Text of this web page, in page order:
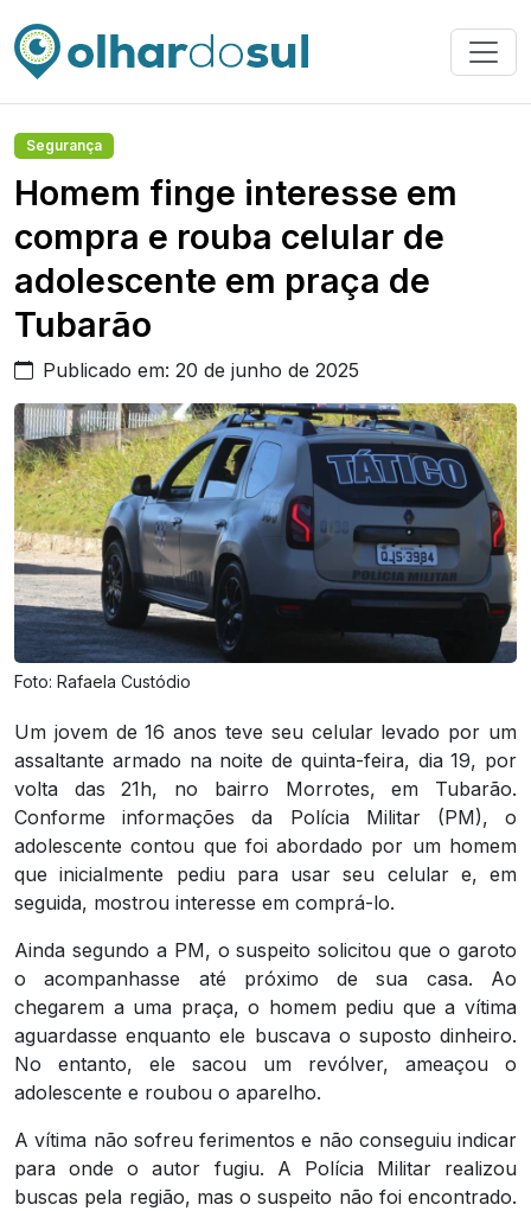
Segurança
Homem finge interesse em
compra e rouba celular de
adolescente em praça de
Tubarão
Publicado em: 20 de junho de 2025
Foto: Rafaela Custódio
Um jovem de 16 anos teve seu celular levado por um
assaltante armado na noite de quinta-feira, dia 19, por
volta das 21h, no bairro Morrotes, em Tubarão.
Conforme informações da Polícia Militar (PM), o
adolescente contou que foi abordado por um homem
que inicialmente pediu para usar seu celular e, em
seguida, mostrou interesse em comprá-lo.
Ainda segundo a PM, o suspeito solicitou que o garoto
o acompanhasse até próximo de sua casa. Ao
chegarem a uma praça, o homem pediu que a vítima
aguardasse enquanto ele buscava o suposto dinheiro.
No entanto, ele sacou um revólver, ameaçou o
adolescente e roubou o aparelho.
A vítima não sofreu ferimentos e não conseguiu indicar
para onde o autor fugiu. A Polícia Militar realizou
buscas pela região, mas o suspeito não foi encontrado.